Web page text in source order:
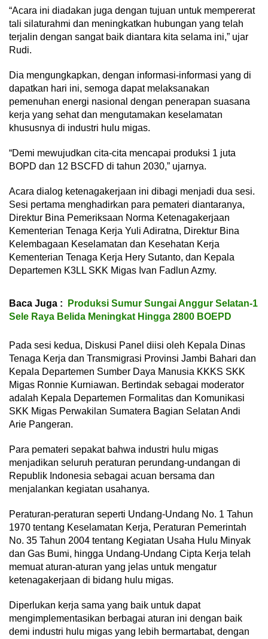
“Acara ini diadakan juga dengan tujuan untuk mempererat
tali silaturahmi dan meningkatkan hubungan yang telah
terjalin dengan sangat baik diantara kita selama ini,” ujar
Rudi.
Dia mengungkapkan, dengan informasi-informasi yang di
dapatkan hari ini, semoga dapat melaksanakan
pemenuhan energi nasional dengan penerapan suasana
kerja yang sehat dan mengutamakan keselamatan
khususnya di industri hulu migas.
“Demi mewujudkan cita-cita mencapai produksi 1 juta
BOPD dan 12 BSCFD di tahun 2030,” ujarnya.
Acara dialog ketenagakerjaan ini dibagi menjadi dua sesi.
Sesi pertama menghadirkan para pemateri diantaranya,
Direktur Bina Pemeriksaan Norma Ketenagakerjaan
Kementerian Tenaga Kerja Yuli Adiratna, Direktur Bina
Kelembagaan Keselamatan dan Kesehatan Kerja
Kementerian Tenaga Kerja Hery Sutanto, dan Kepala
Departemen K3LL SKK Migas Ivan Fadlun Azmy.
Baca Juga :
Produksi Sumur Sungai Anggur Selatan-1
Sele Raya Belida Meningkat Hingga 2800 BOEPD
Pada sesi kedua, Diskusi Panel diisi oleh Kepala Dinas
Tenaga Kerja dan Transmigrasi Provinsi Jambi Bahari dan
Kepala Departemen Sumber Daya Manusia KKKS SKK
Migas Ronnie Kurniawan. Bertindak sebagai moderator
adalah Kepala Departemen Formalitas dan Komunikasi
SKK Migas Perwakilan Sumatera Bagian Selatan Andi
Arie Pangeran.
Para pemateri sepakat bahwa industri hulu migas
menjadikan seluruh peraturan perundang-undangan di
Republik Indonesia sebagai acuan bersama dan
menjalankan kegiatan usahanya.
Peraturan-peraturan seperti Undang-Undang No. 1 Tahun
1970 tentang Keselamatan Kerja, Peraturan Pemerintah
No. 35 Tahun 2004 tentang Kegiatan Usaha Hulu Minyak
dan Gas Bumi, hingga Undang-Undang Cipta Kerja telah
memuat aturan-aturan yang jelas untuk mengatur
ketenagakerjaan di bidang hulu migas.
Diperlukan kerja sama yang baik untuk dapat
mengimplementasikan berbagai aturan ini dengan baik
demi industri hulu migas yang lebih bermartabat, dengan